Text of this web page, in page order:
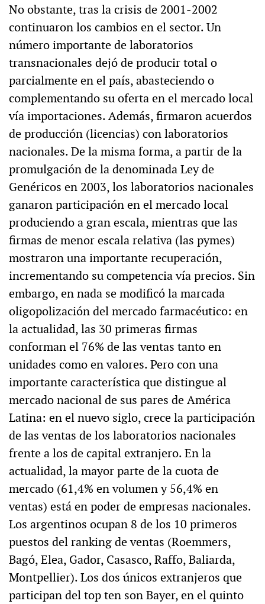
No obstante, tras la crisis de 2001-2002
continuaron los cambios en el sector. Un
número importante de laboratorios
transnacionales dejó de producir total o
parcialmente en el país, abasteciendo o
complementando su oferta en el mercado local
vía importaciones. Además, firmaron acuerdos
de producción (licencias) con laboratorios
nacionales. De la misma forma, a partir de la
promulgación de la denominada Ley de
Genéricos en 2003, los laboratorios nacionales
ganaron participación en el mercado local
produciendo a gran escala, mientras que las
firmas de menor escala relativa (las pymes)
mostraron una importante recuperación,
incrementando su competencia vía precios. Sin
embargo, en nada se modificó la marcada
oligopolización del mercado farmacéutico: en
la actualidad, las 30 primeras firmas
conforman el 76% de las ventas tanto en
unidades como en valores. Pero con una
importante característica que distingue al
mercado nacional de sus pares de América
Latina: en el nuevo siglo, crece la participación
de las ventas de los laboratorios nacionales
frente a los de capital extranjero. En la
actualidad, la mayor parte de la cuota de
mercado (61,4% en volumen y 56,4% en
ventas) está en poder de empresas nacionales.
Los argentinos ocupan 8 de los 10 primeros
puestos del ranking de ventas (Roemmers,
Bagó, Elea, Gador, Casasco, Raffo, Baliarda,
Montpellier). Los dos únicos extranjeros que
participan del top ten son Bayer, en el quinto